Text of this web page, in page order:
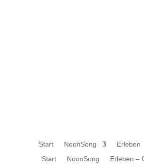
Start NoonSong Erleben
Start
NoonSong Erleben –